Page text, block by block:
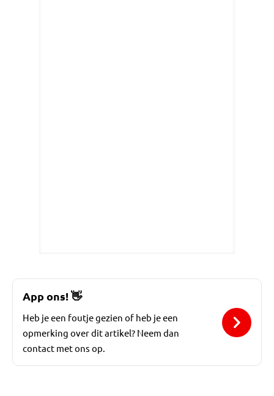
App ons!👋
Heb je een foutje gezien of heb je een
opmerking over dit artikel? Neem dan
contact met ons op.